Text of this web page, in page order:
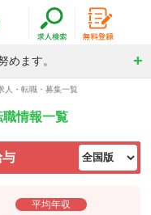
めます。
人・転職・募集一覧
情報一覧
与
平均年収